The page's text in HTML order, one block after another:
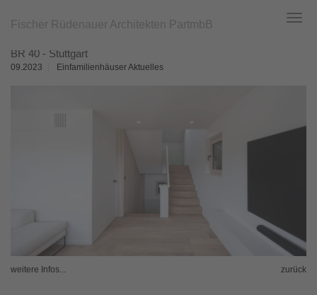
Hauptinhalt
springen
Fischer Rüdenauer Architekten PartmbB
BR 40 - Stuttgart
09.2023 Einfamilienhäuser Aktuelles
weitere Infos... zurück